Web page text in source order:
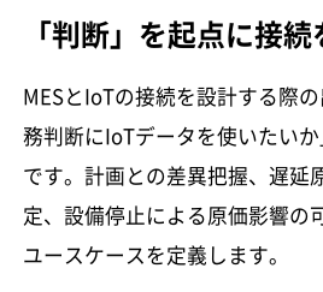
「判断」を起点に接
MESとIoTの接続を設計する際
務判断にIoTデータを使いたい
です。計画との差異把握、遅延
定、設備停止による原価影響の
ユースケースを定義します。